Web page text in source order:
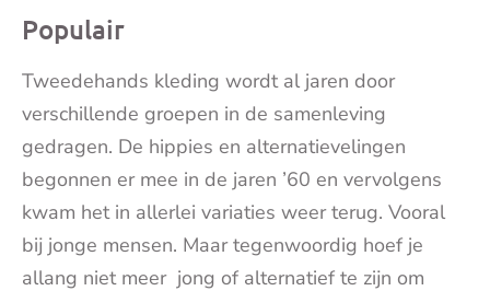
Populair
Tweedehands kleding wordt al jaren door
verschillende groepen in de samenleving
gedragen. De hippies en alternatievelingen
begonnen er mee in de jaren ’60 en vervolgens
kwam het in allerlei variaties weer terug. Vooral
bij jonge mensen. Maar tegenwoordig hoef je
allang niet meer jong of alternatief te zijn om